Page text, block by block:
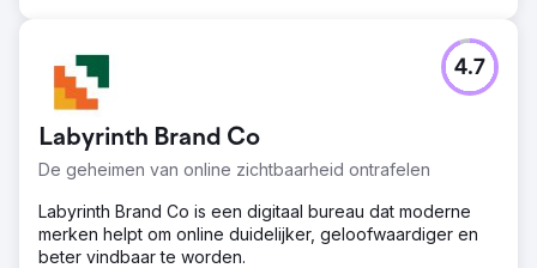
Labyrinth Brand Co
De geheimen van online zichtbaarheid ontrafelen
4.7
Labyrinth Brand Co is een digitaal bureau dat moderne
merken helpt om online duidelijker, geloofwaardiger en
beter vindbaar te worden.